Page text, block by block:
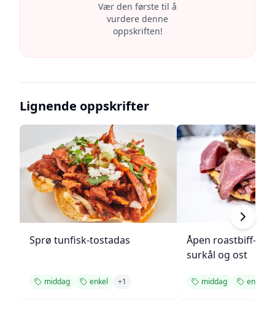
Vær den første til å
vurdere denne
oppskriften!
Lignende oppskrifter
Sprø tunfisk-tostadas
middag enkel +1
Åpen roastbiff-
surkål og ost
middag enkel